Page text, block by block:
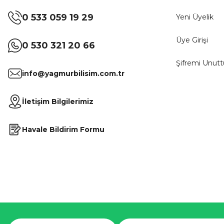
0 533 059 19 29
0 530 321 20 66
info@yagmurbilisim.com.tr
İletişim Bilgilerimiz
Havale Bildirim Formu
Yeni Üyelik
Üye Girişi
Şifremi